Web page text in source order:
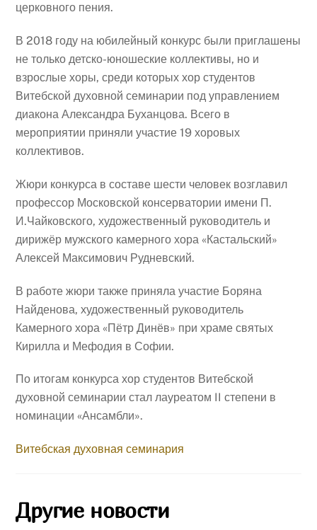
церковного пения.
В 2018 году на юбилейный конкурс были приглашены
не только детско-юношеские коллективы, но и
взрослые хоры, среди которых хор студентов
Витебской духовной семинарии под управлением
диакона Александра Буханцова. Всего в
мероприятии приняли участие 19 хоровых
коллективов.
Жюри конкурса в составе шести человек возглавил
профессор Московской консерватории имени П.
И.Чайковского, художественный руководитель и
дирижёр мужского камерного хора «Кастальский»
Алексей Максимович Рудневский.
В работе жюри также приняла участие Боряна
Найденова, художественный руководитель
Камерного хора «Пётр Динёв» при храме святых
Кирилла и Мефодия в Софии.
По итогам конкурса хор студентов Витебской
духовной семинарии стал лауреатом II степени в
номинации «Ансамбли».
Витебская духовная семинария
Другие новости